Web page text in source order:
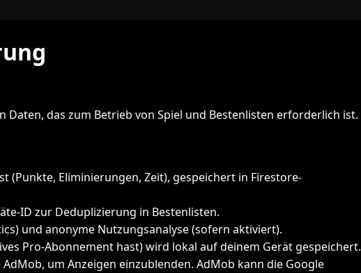
Daten, das zum Betrieb von Spiel und Bestenlisten erforderlich ist.
(Punkte, Eliminierungen, Zeit), gespeichert in Firestore-
ID zur Deduplizierung in Bestenlisten.
und anonyme Nutzungsanalyse (sofern aktiviert).
Pro-Abonnement hast) wird lokal auf deinem Gerät gespeichert.
um Anzeigen einzublenden. AdMob kann die Google